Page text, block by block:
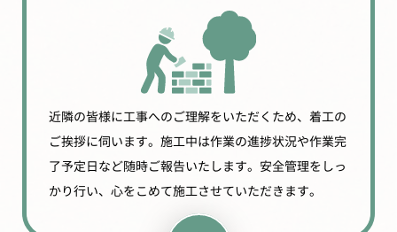
近隣の皆様に工事へのご理解をいただくため、着工の
ご挨拶に伺います。施工中は作業の進捗状況や作業完
了予定日など随時ご報告いたします。安全管理をしっ
かり行い、心をこめて施工させていただきます。